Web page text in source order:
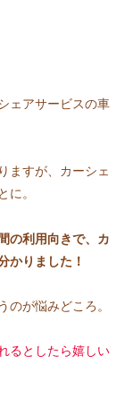
ェアサービスの車
ますが、カーシェ
に。
の利用向きで、カ
かりました ！
のが悩みどころ。
るとしたら嬉しい